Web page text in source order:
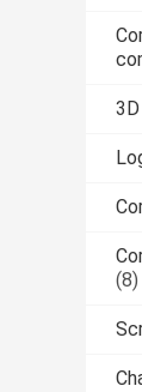
(8)